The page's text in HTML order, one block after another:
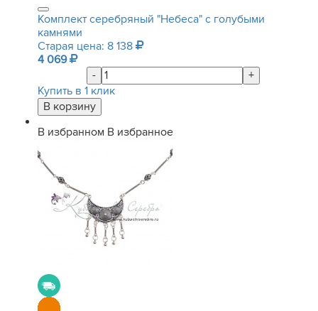
Комплект серебряный "Небеса" с голубыми
камнями
Старая цена: 8 138
4 069
-
+
Купить в 1 клик
В избранном В избранное